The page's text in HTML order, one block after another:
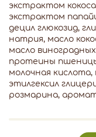
экстрактом
экстрактом
децил глюкозид,
натрия, масло
масло
протеины
молочная кислота,
этилгексил
розмарина,